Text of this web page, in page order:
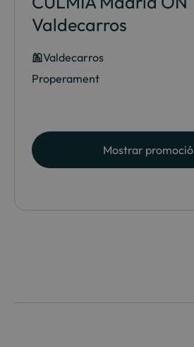
Valdecarros
Valdecarros
Properament
Mostrar promoció